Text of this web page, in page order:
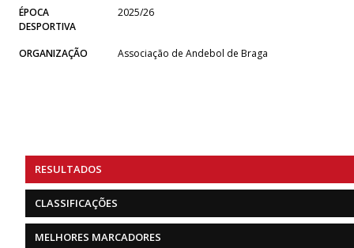
ÉPOCA
DESPORTIVA
2025/26
ORGANIZAÇÃO Associação de Andebol de Braga
RESULTADOS
CLASSIFICAÇÕES
MELHORES MARCADORES